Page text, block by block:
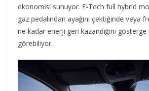
ekonomisi sunuyor. E-Tech full hybrid
gaz pedalından ayağını çektiğinde veya
ne kadar enerji geri kazandığını
görebiliyor.